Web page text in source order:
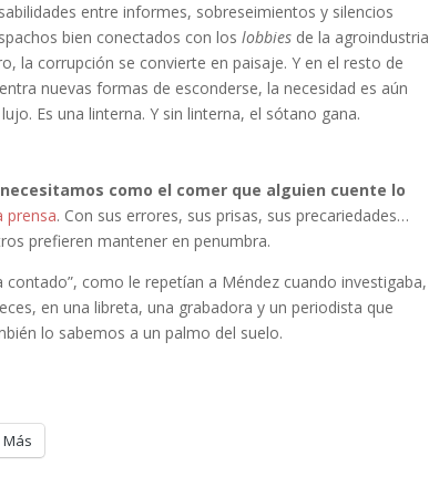
entre informes, sobreseimientos y silencios
bien conectados con los lobbies de la agroindustria
la corrupción se convierte en paisaje. Y en el resto de
nuevas formas de esconderse, la necesidad es aún
Es una linterna. Y sin linterna, el sótano gana.
necesitamos como el comer que alguien cuente lo
prensa. Con sus errores, sus prisas, sus precariedades…
prefieren mantener en penumbra.
como le repetían a Méndez cuando investigaba,
en una libreta, una grabadora y un periodista que
lo sabemos a un palmo del suelo.
Más